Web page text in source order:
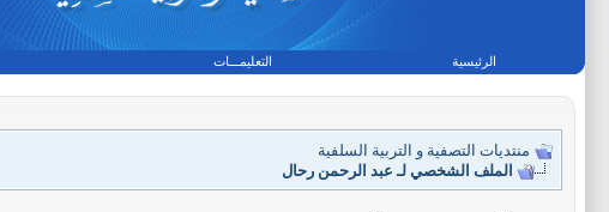
الرئيسية التعليمـــات
منتديات التصفية و التربية السلفية
الملف الشخصي لـ عبد الرحمن رحال